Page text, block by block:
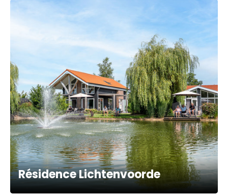
Résidence Lichtenvoorde